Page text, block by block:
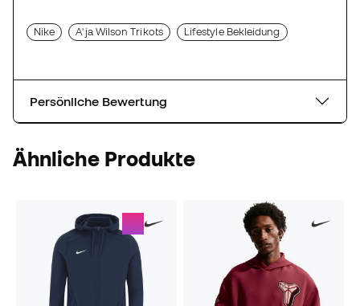
Nike A'ja Wilson Trikots Lifestyle Bekleidung
Persönliche Bewertung
Ähnliche Produkte